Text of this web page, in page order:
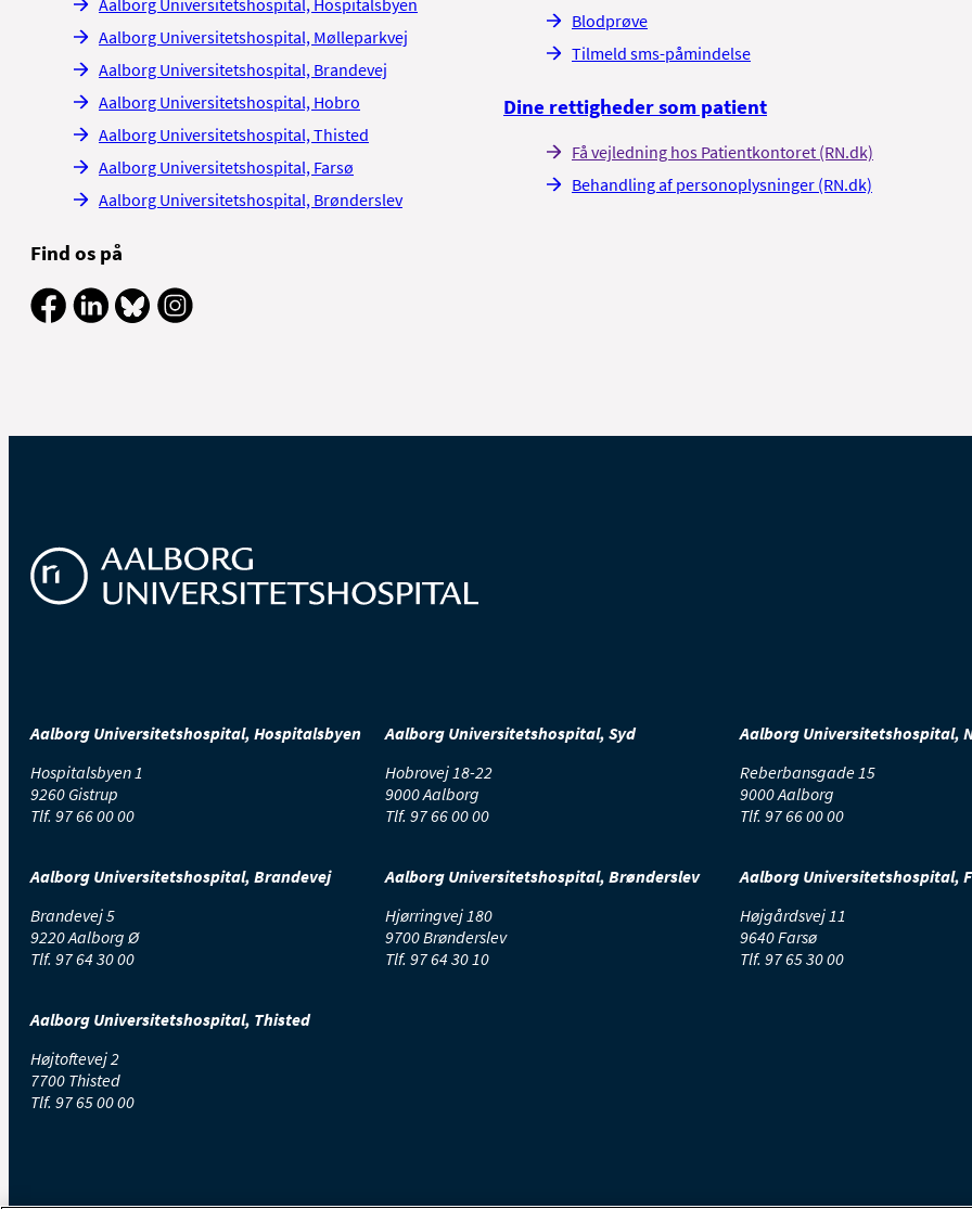
Aalborg Universitetshospital, Mølleparkvej
Aalborg Universitetshospital, Brandevej
Aalborg Universitetshospital, Hobro
Aalborg Universitetshospital, Thisted
Aalborg Universitetshospital, Farsø
Aalborg Universitetshospital, Brønderslev
Find os på
Blodprøve
Tilmeld sms-påmindelse
Dine rettigheder som patient
Få vejledning hos Patientkontoret (RN.dk)
Behandling af personoplysninger (RN.dk)
Aalborg Universitetshospital, Hospitalsbyen
Hospitalsbyen 1
9260 Gistrup
Tlf. 97 66 00 00
Aalborg Universitetshospital, Syd
Hobrovej 18-22
9000 Aalborg
Tlf. 97 66 00 00
Aalborg Universitetshospital,
Reberbansgade 15
9000 Aalborg
Tlf. 97 66 00 00
Aalborg Universitetshospital, Brandevej
Brandevej 5
9220 Aalborg Ø
Tlf. 97 64 30 00
Aalborg Universitetshospital, Brønderslev
Hjørringvej 180
9700 Brønderslev
Tlf. 97 64 30 10
Aalborg Universitetshospital,
Højgårdsvej 11
9640 Farsø
Tlf. 97 65 30 00
Aalborg Universitetshospital, Thisted
Højtoftevej 2
7700 Thisted
Tlf. 97 65 00 00